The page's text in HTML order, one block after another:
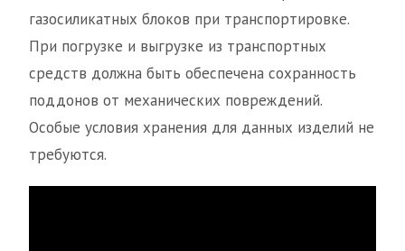
газосиликатных блоков при транспортировке.
При погрузке и выгрузке из транспортных
средств должна быть обеспечена сохранность
поддонов от механических повреждений.
Особые условия хранения для данных изделий не
требуются.